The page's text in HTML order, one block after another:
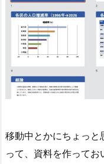
移動中とかにちょっと
って、資料を作って